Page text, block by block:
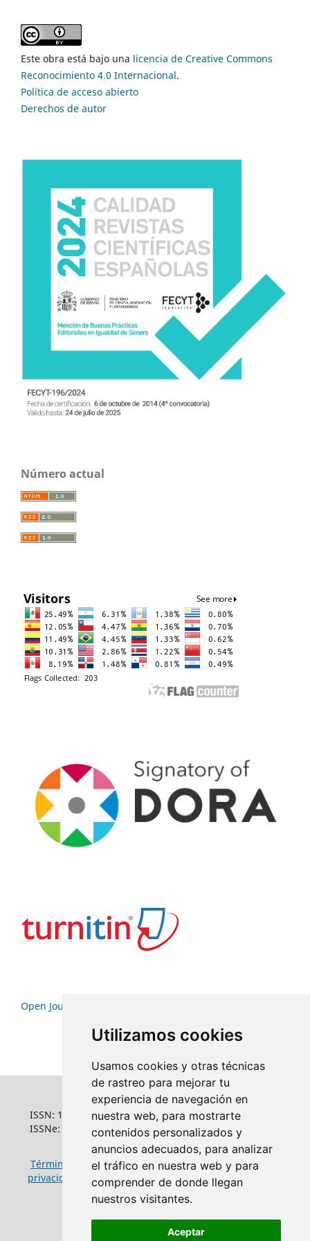
Utilizamos cookies
Usamos cookies y otras técnicas
de rastreo para mejorar tu
experiencia de navegación en
nuestra web, para mostrarte
contenidos personalizados y
anuncios adecuados, para analizar
el tráfico en nuestra web y para
comprender de donde llegan
nuestros visitantes.
Aceptar
Este obra está bajo una licencia de Creative Commons
Reconocimiento 4.0 Internacional.
Política de acceso abierto
Derechos de autor
Número actual
Open Journal Systems
ISSN: 1022-6508
ISSNe: 1681-5653
Términos y condiciones de uso|Política de
privacidad
Política de cookies